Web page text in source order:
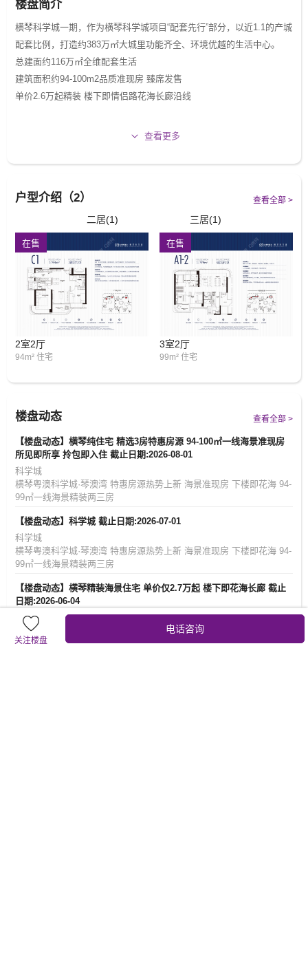
楼盘简介
横琴科学城一期，作为横琴科学城项目“配套先行”部分，以近1.1的产城
配套比例，打造约383万㎡大城里功能齐全、环境优越的生活中心。
总建面约116万㎡全维配套生活
建筑面积约94-100m2品质准现房 臻席发售
单价2.6万起精装 楼下即情侣路花海长廊沿线
珠光集团手握横琴 70% 土地一级开发权，大手笔投入科学城建设，政
02战略高地?一国两制新示范
横琴粤澳深度合作区，15年GDP增长188.91倍，2024年封关运行开启
琴澳一体化，践行“三步走”规划，筑牢“一国两制”实践新平台。（来
源：横琴粤澳深度合作区官网）
03湾区西岸?约383万㎡超级产城
横琴科学城，总建筑面积383万㎡，是珠江口西岸投资最大、建设规模
最大、配套最优的产业园区，后期可容纳10万人工作生活。
04席位紧缺?横琴仅8%住宅用地
横琴可开发用地约为28平方公里，住宅用地仅占全岛可开发面积的
8%，抢占横琴居住席位刻不容缓。
起四通八达的立体化路网。高效畅达，让岛内外通行畅行无阳无缝衔接
大湾区交通体系，轻松畅享1小时湾区生活圈，
06商教俱全?优居生活一步到位
横琴科学城一期，家门口坐拥约10万㎡主题商业，涵盖约6.4万㎡集中
商业Mall、约2.5万㎡开放式商业街区及1.1万㎡文化商业庭院，畅享购
藤幼儿园，同时可享横琴粤澳深度合作区小学、初中、高中一站式全龄
化优质教育资源。
07生态人居?湿地/花海环抱
余种候鸟共生；约14公里花海长廊仅一路之隔，临窗可赏四季花廊，将
湿地秘境与生态长廊凝练为家门口的自然生活场域。
08全维配套?5分钟步行生活圈
约1.9万㎡公共服务空间，涵盖约2000㎡社区卫生服务中心，约3000㎡
查看更多
户型介绍（2） 查看全部 >
二居(1) 三居(1)
在售
2室2厅
94m² 住宅
在售
3室2厅
99m² 住宅
楼盘动态 查看全部 >
【楼盘动态】横琴纯住宅 精选3房特惠房源 94-100㎡一线海景准现房
所见即所享 拎包即入住 截止日期:2026-08-01
科学城
横琴粤澳科学城·琴澳湾 特惠房源热势上新 海景准现房 下楼即花海 94-
99㎡一线海景精装两三房
【楼盘动态】科学城 截止日期:2026-07-01
科学城
横琴粤澳科学城·琴澳湾 特惠房源热势上新 海景准现房 下楼即花海 94-
99㎡一线海景精装两三房
【楼盘动态】横琴精装海景住宅 单价仅2.7万起 楼下即花海长廊 截止
日期:2026-06-04
科学城
横琴粤澳科学城·琴澳湾
特惠房源热势上新
关注楼盘
电话咨询